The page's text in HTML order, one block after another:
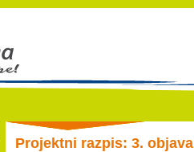
Projektni razpis: 3.